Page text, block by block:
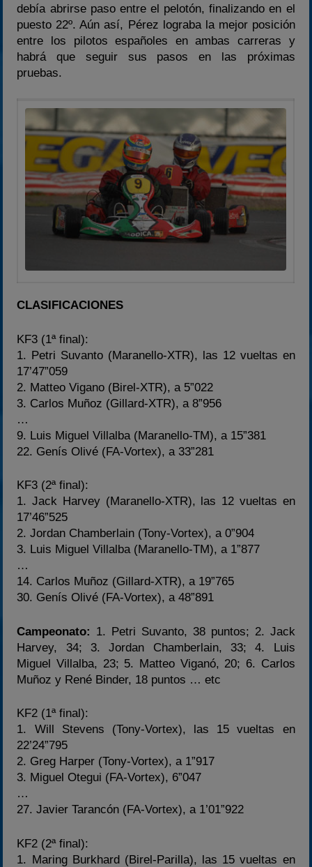
debía abrirse paso entre el pelotón, finalizando en el
puesto 22º. Aún así, Pérez lograba la mejor posición
entre los pilotos españoles en ambas carreras y
habrá que seguir sus pasos en las próximas
pruebas.
CLASIFICACIONES
KF3 (1ª final):
1. Petri Suvanto (Maranello-XTR), las 12 vueltas en
17’47”059
2. Matteo Vigano (Birel-XTR), a 5”022
3. Carlos Muñoz (Gillard-XTR), a 8”956
…
9. Luis Miguel Villalba (Maranello-TM), a 15”381
22. Genís Olivé (FA-Vortex), a 33”281
KF3 (2ª final):
1. Jack Harvey (Maranello-XTR), las 12 vueltas en
17’46”525
2. Jordan Chamberlain (Tony-Vortex), a 0”904
3. Luis Miguel Villalba (Maranello-TM), a 1”877
…
14. Carlos Muñoz (Gillard-XTR), a 19”765
30. Genís Olivé (FA-Vortex), a 48”891
Campeonato: 1. Petri Suvanto, 38 puntos; 2. Jack
Harvey, 34; 3. Jordan Chamberlain, 33; 4. Luis
Miguel Villalba, 23; 5. Matteo Viganó, 20; 6. Carlos
Muñoz y René Binder, 18 puntos … etc
KF2 (1ª final):
1. Will Stevens (Tony-Vortex), las 15 vueltas en
22’24”795
2. Greg Harper (Tony-Vortex), a 1”917
3. Miguel Otegui (FA-Vortex), 6”047
…
27. Javier Tarancón (FA-Vortex), a 1’01”922
KF2 (2ª final):
1. Maring Burkhard (Birel-Parilla), las 15 vueltas en